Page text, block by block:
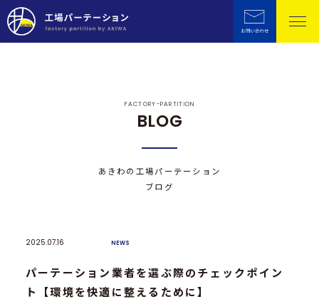
FACTORY-PARTITION
BLOG
あきわの工場パーテーション
ブログ
2025.07.16 NEWS
パーテーション業者を選ぶ際のチェックポイン
ト【環境を快適に整えるために】